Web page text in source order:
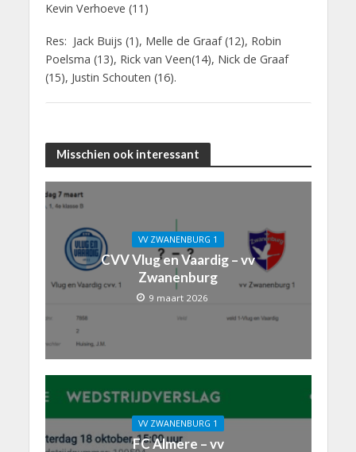
Kevin Verhoeve (11)
Res: Jack Buijs (1), Melle de Graaf (12), Robin
Poelsma (13), Rick van Veen(14), Nick de Graaf
(15), Justin Schouten (16).
Misschien ook interessant
VV ZWANENBURG 1
CVV Vlug en Vaardig – vv
Zwanenburg
9 maart 2026
VV ZWANENBURG 1
FC Almere – vv